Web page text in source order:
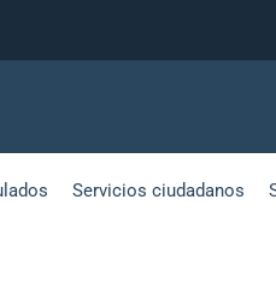
Servicios ciudadanos